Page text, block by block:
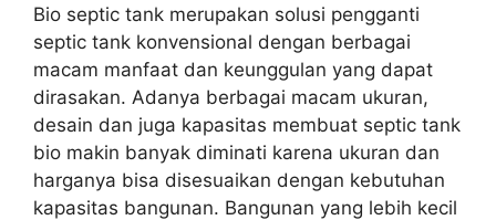
Bio septic tank merupakan solusi pengganti
septic tank konvensional dengan berbagai
macam manfaat dan keunggulan yang dapat
dirasakan. Adanya berbagai macam ukuran,
desain dan juga kapasitas membuat septic tank
bio makin banyak diminati karena ukuran dan
harganya bisa disesuaikan dengan kebutuhan
kapasitas bangunan. Bangunan yang lebih kecil